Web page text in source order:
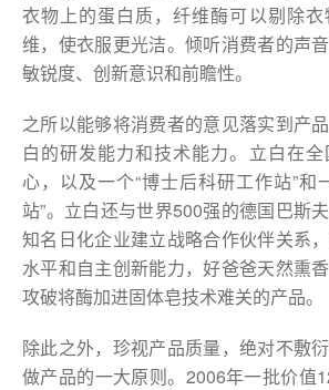
衣物上的蛋白质，纤维酶可以剔除
维，使衣服更光洁。倾听消费者的声
敏锐度、创新意识和前瞻性。
之所以能够将消费者的意见落实到产
白的研发能力和技术能力。立白在
心，以及一个“博士后科研工作站”和
站”。立白还与世界500强的德国巴斯
知名日化企业建立战略合作伙伴关系
水平和自主创新能力，好爸爸天然熏
攻破将酶加进固体皂技术难关的产品。
除此之外，珍视产品质量，绝对不敷
做产品的一大原则。2006年一批价值